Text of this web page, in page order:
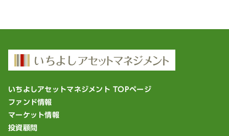
いちよしアセットマネジメント TOPページ
ファンド情報
マーケット情報
投資顧問